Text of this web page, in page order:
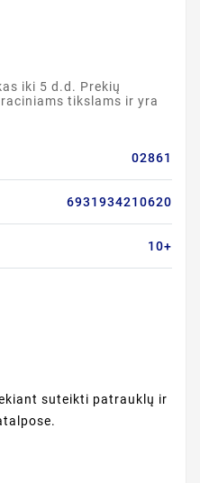
iki 5 d.d. Prekių
tikslams ir yra
02861
6931934210620
10+
suteikti patrauklų ir